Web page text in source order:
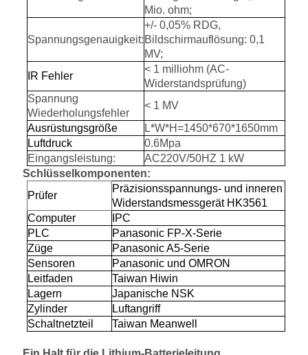
Mio. ohm;
Spannungsgenauigkeit:
+/- 0,05% RDG,
Bildschirmauflösung: 0,1
MV;
IR Fehler
< 1 milliohm (AC-
Widerstandsprüfung)
Spannung
Wiederholungsfehler
< 1 MV
Ausrüstungsgröße
L*W*H=1450*670*1650mm
Luftdruck
0.6Mpa
Eingangsleistung:
AC220V/50HZ 1 kW
Schlüsselkomponenten:
Prüfer
Präzisionsspannungs- und inneren
Widerstandsmessgerät HK3561
Computer
IPC
PLC
Panasonic FP-X-Serie
Züge
Panasonic A5-Serie
Sensoren
Panasonic und OMRON
Leitfaden
Taiwan Hiwin
Lagern
Japanische NSK
Zylinder
Luftangriff
Schaltnetzteil
Taiwan Meanwell